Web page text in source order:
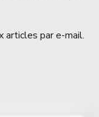
articles par e-mail.